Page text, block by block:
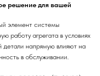
решение для вашей
элемент системы
работу агрегата в условиях
детали напрямую влияют на
в обслуживании.